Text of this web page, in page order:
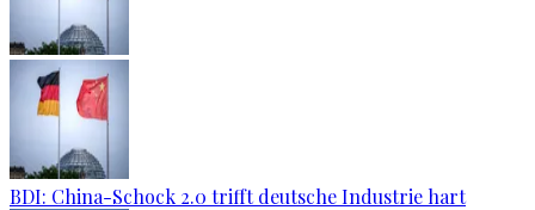
BDI: China-Schock 2.0 trifft deutsche Industrie hart